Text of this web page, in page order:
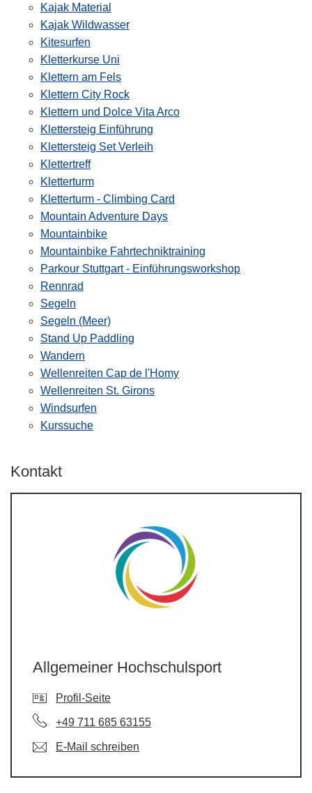
Kajak Material
Kajak Wildwasser
Kitesurfen
Kletterkurse Uni
Klettern am Fels
Klettern City Rock
Klettern und Dolce Vita Arco
Klettersteig Einführung
Klettersteig Set Verleih
Klettertreff
Kletterturm
Kletterturm - Climbing Card
Mountain Adventure Days
Mountainbike
Mountainbike Fahrtechniktraining
Parkour Stuttgart - Einführungsworkshop
Rennrad
Segeln
Segeln (Meer)
Stand Up Paddling
Wandern
Wellenreiten Cap de l'Homy
Wellenreiten St. Girons
Windsurfen
Kurssuche
Kontakt
Allgemeiner Hochschulsport
Profil-Seite
+49 711 685 63155
E-Mail schreiben